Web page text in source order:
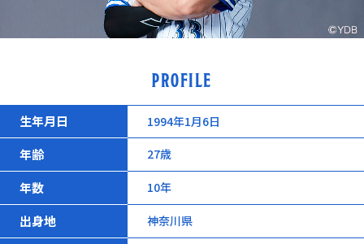
PROFILE
生年月日 1994年1月6日
年齢 27歳
年数 10年
出身地 神奈川県